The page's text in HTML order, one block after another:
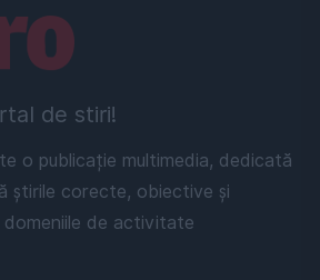
de stiri!
o publicație multimedia, dedicată
știrile corecte, obiective și
de activitate